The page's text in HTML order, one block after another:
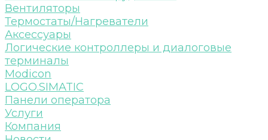
Вентиляторы
Термостаты/Нагреватели
Аксессуары
Логические контроллеры и диалоговые
терминалы
Modicon
LOGO.SIMATIC
Панели оператора
Услуги
Компания